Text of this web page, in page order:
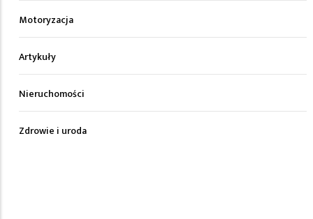
Motoryzacja
Artykuły
Nieruchomości
Zdrowie i uroda